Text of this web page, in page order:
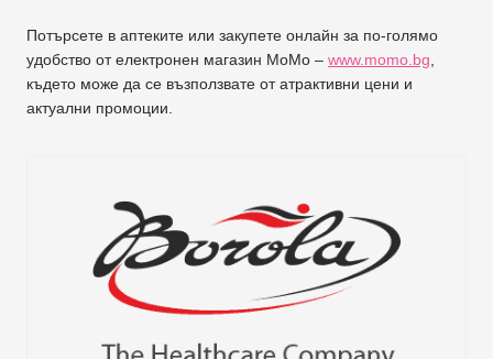
Потърсете в аптеките или закупете онлайн за по-голямо
удобство от електронен магазин МоМо – www.momo.bg
където може да се възползвате от атрактивни цени и
актуални промоции.